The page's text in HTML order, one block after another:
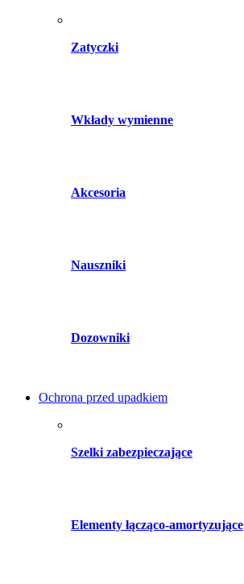
Zatyczki
Wkłady wymienne
Akcesoria
Nauszniki
Dozowniki
Ochrona przed upadkiem
Szelki zabezpieczające
Elementy łącząco-amortyzujące